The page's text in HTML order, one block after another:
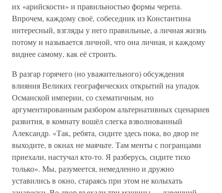
их «арийскости» и правильностью формы черепа.
Впрочем, каждому своё, собеседник из Константина
интересный, взгляды у него правильные, а личная жизнь
потому и называется личной, что она личная, и каждому
виднее самому, как её строить.
В разгар горячего (но уважительного) обсуждения
влияния Великих географических открытий на упадок
Османской империи, со схематичным, но
аргументированным разбором альтернативных сценариев
развития, в комнату вошёл слегка взволнованный
Александр. «Так, ребята, сидите здесь пока, во двор не
выходите, в окнах не маячьте. Там менты с погранцами
приехали, настучал кто-то. Я разберусь, сидите тихо
только». Мы, разумеется, немедленно и дружно
уставились в окно, стараясь при этом не колыхать